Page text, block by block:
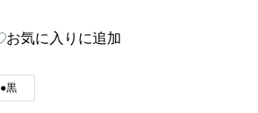
お気に入りに追加
●黒